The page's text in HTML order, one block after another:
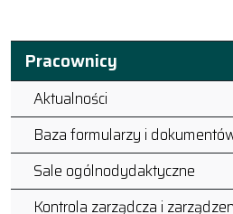
Pracownicy
Aktualności
Baza formularzy i
Sale ogólnodydaktyczne
Kontrola zarządcza i